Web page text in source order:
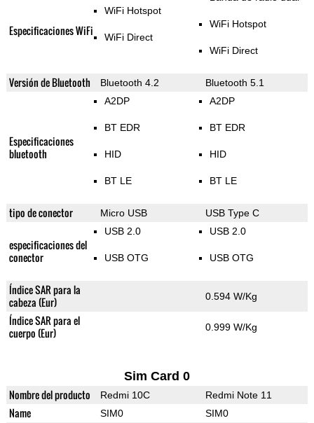
Especificaciones WiFi
WiFi Hotspot
WiFi Direct
WiFi Hotspot
WiFi Direct
Versión de Bluetooth Bluetooth 4.2 Bluetooth 5.1
Especificaciones
bluetooth
A2DP
BT EDR
HID
BT LE
A2DP
BT EDR
HID
BT LE
tipo de conector Micro USB USB Type C
especificaciones del
conector
USB 2.0
USB OTG
USB 2.0
USB OTG
Índice SAR para la
cabeza (Eur)
0.594 W/Kg
Índice SAR para el
cuerpo (Eur)
0.999 W/Kg
Sim Card 0
Nombre del producto Redmi 10C Redmi Note 11
Name SIM0 SIM0